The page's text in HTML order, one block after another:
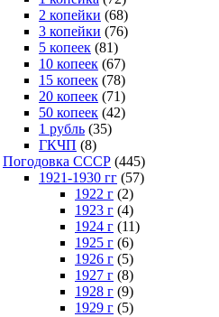
2 копейки (68)
3 копейки (76)
5 копеек (81)
10 копеек (67)
15 копеек (78)
20 копеек (71)
50 копеек (42)
1 рубль (35)
ГКЧП (8)
Погодовка СССР (445)
1921-1930 гг (57)
1922 г (2)
1923 г (4)
1924 г (11)
1925 г (6)
1926 г (5)
1927 г (8)
1928 г (9)
1929 г (5)